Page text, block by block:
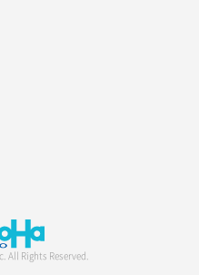
All Rights Reserved.